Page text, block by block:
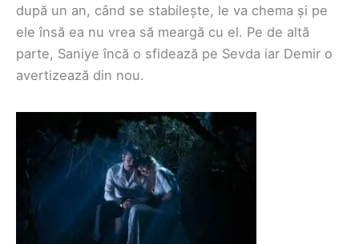
după un an, când se stabilește, le va chema și pe
ele însă ea nu vrea să meargă cu el. Pe de altă
parte, Saniye încă o sfidează pe Sevda iar Demir o
avertizează din nou.